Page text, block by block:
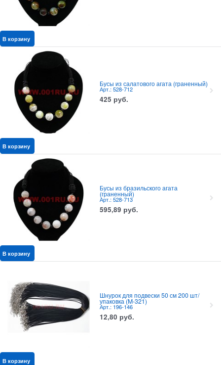
В корзину
Бусы из салатового агата (граненный)
Арт.: 528-712
425 руб.
В корзину
Бусы из бразильского агата
(граненный)
Арт.: 528-713
595,89 руб.
В корзину
Шнурок для подвески 50 см 200 шт/
упаковка (M-321)
Арт.: 196-146
12,80 руб.
В корзину